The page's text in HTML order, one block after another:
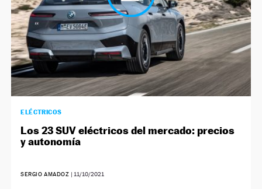
ELÉCTRICOS
Los 23 SUV eléctricos del mercado: precios
y autonomía
SERGIO AMADOZ | 11/10/2021